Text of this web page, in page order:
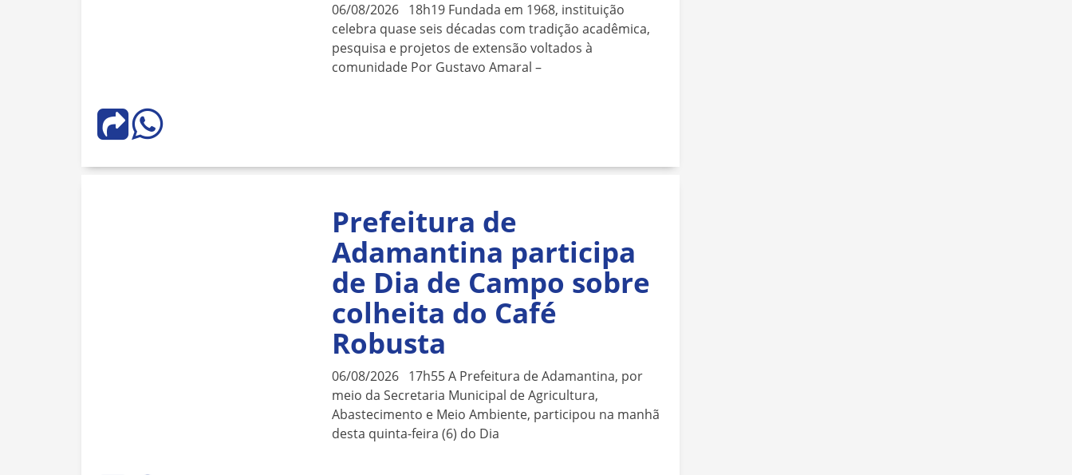
06/08/2026 18h19 Fundada em 1968, instituição
celebra quase seis décadas com tradição acadêmica,
pesquisa e projetos de extensão voltados à
comunidade Por Gustavo Amaral –
Prefeitura de
Adamantina participa
de Dia de Campo sobre
colheita do Café
Robusta
06/08/2026 17h55 A Prefeitura de Adamantina, por
meio da Secretaria Municipal de Agricultura,
Abastecimento e Meio Ambiente, participou na manhã
desta quinta-feira (6) do Dia